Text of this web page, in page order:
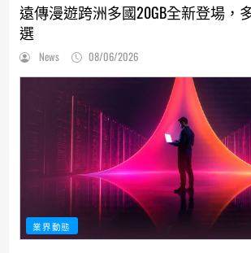
遠傳漫遊跨洲多國20GB全新登場，
選
News 08/06/2026
業界動態